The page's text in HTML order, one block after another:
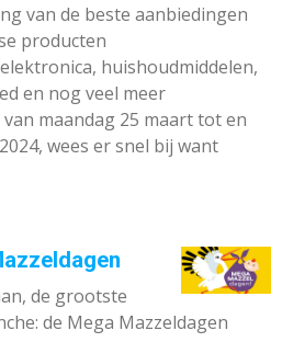
van de beste aanbiedingen
producten
huishoudmiddelen,
en nog veel meer
maandag 25 maart tot en
wees er snel bij want
de grootste
de Mega Mazzeldagen